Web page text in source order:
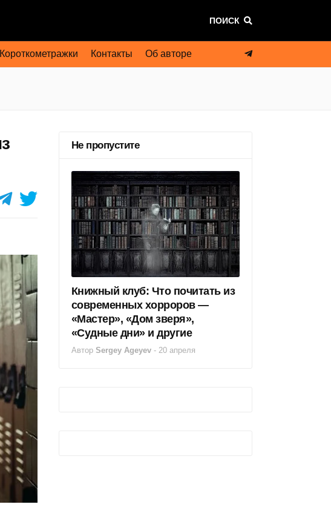
ПОИСК
Короткометражки Контакты Об авторе
Не пропустите
Книжный клуб: Что почитать из
современных хорроров —
«Мастер», «Дом зверя»,
«Судные дни» и другие
Автор Sergey Ageyev - 20 апреля